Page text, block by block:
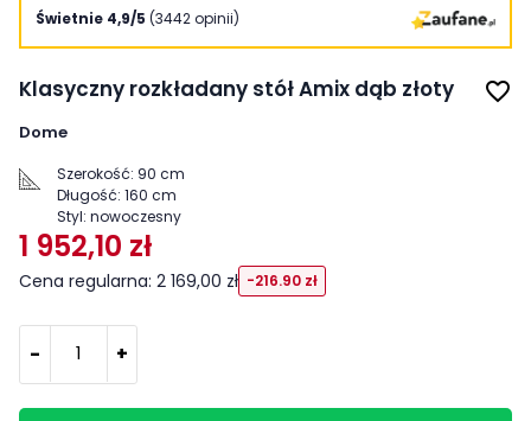
Świetnie 4,9/5 (3442 opinii)
Klasyczny rozkładany stół Amix dąb złoty favorite_border
Dome
Szerokość: 90 cm
Długość: 160 cm
Styl: nowoczesny
1 952,10 zł
Cena regularna: 2 169,00 zł -216.90 zł
- +